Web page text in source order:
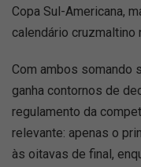
Copa Sul-Americana,
calendário cruzmaltino
Com ambos somando
ganha contornos de
regulamento da
relevante: apenas o
às oitavas de final,